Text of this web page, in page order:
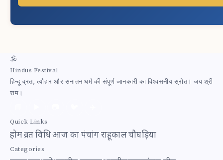
🕉
Hindus Festival
हिन्दू व्रत, त्यौहार और सनातन धर्म की संपूर्ण जानकारी का विश्वसनीय स्रोत। जय श्री
राम।
Quick Links
होमव्रत विधिआज का पंचांगराहूकालचौघड़िया
Categories